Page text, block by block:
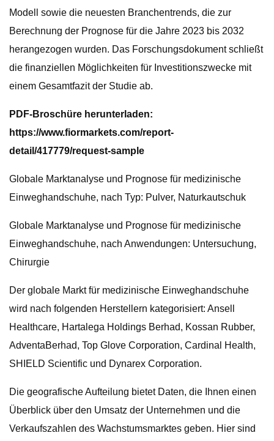
Modell sowie die neuesten Branchentrends, die zur
Berechnung der Prognose für die Jahre 2023 bis 2032
herangezogen wurden. Das Forschungsdokument schließt
die finanziellen Möglichkeiten für Investitionszwecke mit
einem Gesamtfazit der Studie ab.
PDF-Broschüre herunterladen:
https://www.fiormarkets.com/report-
detail/417779/request-sample
Globale Marktanalyse und Prognose für medizinische
Einweghandschuhe, nach Typ: Pulver, Naturkautschuk
Globale Marktanalyse und Prognose für medizinische
Einweghandschuhe, nach Anwendungen: Untersuchung,
Chirurgie
Der globale Markt für medizinische Einweghandschuhe
wird nach folgenden Herstellern kategorisiert: Ansell
Healthcare, Hartalega Holdings Berhad, Kossan Rubber,
AdventaBerhad, Top Glove Corporation, Cardinal Health,
SHIELD Scientific und Dynarex Corporation.
Die geografische Aufteilung bietet Daten, die Ihnen einen
Überblick über den Umsatz der Unternehmen und die
Verkaufszahlen des Wachstumsmarktes geben. Hier sind